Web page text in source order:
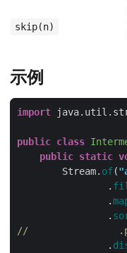
skip(n)
示例
import
public class
public static
        Stream.
of(
                .
                .
                .
//
                .